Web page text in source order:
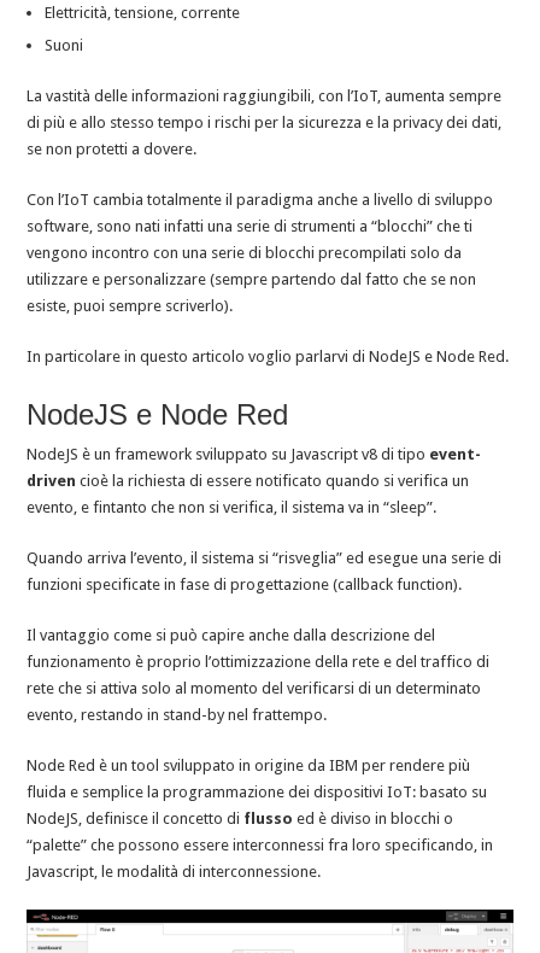
Elettricità, tensione, corrente
Suoni
La vastità delle informazioni raggiungibili, con l’IoT, aumenta sempre
di più e allo stesso tempo i rischi per la sicurezza e la privacy dei dati,
se non protetti a dovere.
Con l’IoT cambia totalmente il paradigma anche a livello di sviluppo
software, sono nati infatti una serie di strumenti a “blocchi” che ti
vengono incontro con una serie di blocchi precompilati solo da
utilizzare e personalizzare (sempre partendo dal fatto che se non
esiste, puoi sempre scriverlo).
In particolare in questo articolo voglio parlarvi di NodeJS e Node Red.
NodeJS e Node Red
NodeJS è un framework sviluppato su Javascript v8 di tipo event-
driven cioè la richiesta di essere notificato quando si verifica un
evento, e fintanto che non si verifica, il sistema va in “sleep”.
Quando arriva l’evento, il sistema si “risveglia” ed esegue una serie di
funzioni specificate in fase di progettazione (callback function).
Il vantaggio come si può capire anche dalla descrizione del
funzionamento è proprio l’ottimizzazione della rete e del traffico di
rete che si attiva solo al momento del verificarsi di un determinato
evento, restando in stand-by nel frattempo.
Node Red è un tool sviluppato in origine da IBM per rendere più
fluida e semplice la programmazione dei dispositivi IoT: basato su
NodeJS, definisce il concetto di flusso ed è diviso in blocchi o
“palette” che possono essere interconnessi fra loro specificando, in
Javascript, le modalità di interconnessione.